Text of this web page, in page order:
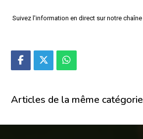
Suivez l'information en direct sur notre chaîne
Articles de la même catégorie